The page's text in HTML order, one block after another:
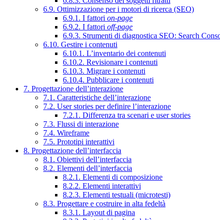
6.9. Ottimizzazione per i motori di ricerca (SEO)
6.9.1. I fattori on-page
6.9.2. I fattori off-page
6.9.3. Strumenti di diagnostica SEO: Search
6.10. Gestire i contenuti
6.10.1. L’inventario dei contenuti
6.10.2. Revisionare i contenuti
6.10.3. Migrare i contenuti
6.10.4. Pubblicare i contenuti
7. Progettazione dell’interazione
7.1. Caratteristiche dell’interazione
7.2. User stories per definire l’interazione
7.2.1. Differenza tra scenari e user stories
7.3. Flussi di interazione
7.4. Wireframe
7.5. Prototipi interattivi
8. Progettazione dell’interfaccia
8.1. Obiettivi dell’interfaccia
8.2. Elementi dell’interfaccia
8.2.1. Elementi di composizione
8.2.2. Elementi interattivi
8.2.3. Elementi testuali (microtesti)
8.3. Progettare e costruire in alta fedeltà
8.3.1. Layout di pagina